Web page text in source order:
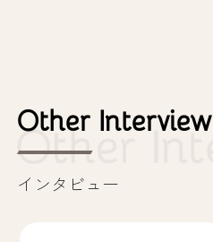
Other Interview
インタビュー